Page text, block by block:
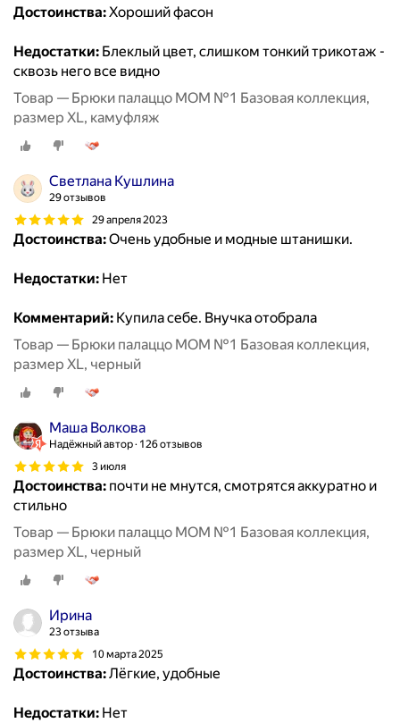
Достоинства:Хороший фасон
Недостатки: Блеклый цвет, слишком тонкий трикотаж -
сквозь него все видно
Товар — Брюки палаццо MOM №1 Базовая коллекция,
размер XL, камуфляж
Светлана Кушлина
29 отзывов
29 апреля 2023
Достоинства:Очень удобные и модные штанишки.
Недостатки: Нет
Комментарий: Купила себе. Внучка отобрала
Товар — Брюки палаццо MOM №1 Базовая коллекция,
размер XL, черный
Маша Волкова
Надёжный автор 126 отзывов
3 июля
Достоинства: почти не мнутся, смотрятся аккуратно и
стильно
Товар — Брюки палаццо MOM №1 Базовая коллекция,
размер XL, черный
Ирина
23 отзыва
10 марта 2025
Достоинства:Лёгкие, удобные
Недостатки: Нет